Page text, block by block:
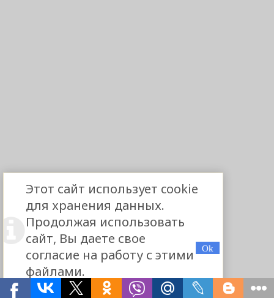
Этот сайт использует cookie
для хранения данных.
Продолжая использовать
сайт, Вы даете свое
согласие на работу с этими
файлами.